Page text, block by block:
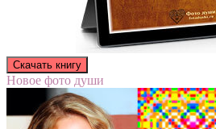
Новое фото души